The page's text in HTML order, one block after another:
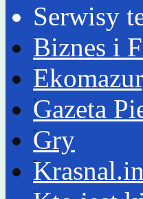
Serwisy
Biznes i
Gazeta
Gry